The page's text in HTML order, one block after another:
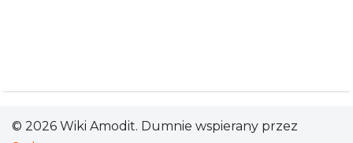
© 2026 Wiki Amodit. Dumnie wspierany przez